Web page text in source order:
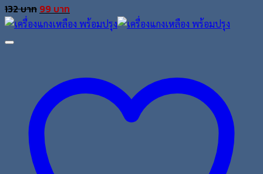
132บาท Original
price
99 บาท
price